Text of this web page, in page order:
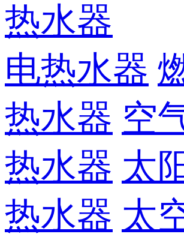
热水器
电热水器
热水器 空
热水器 太
热水器 太